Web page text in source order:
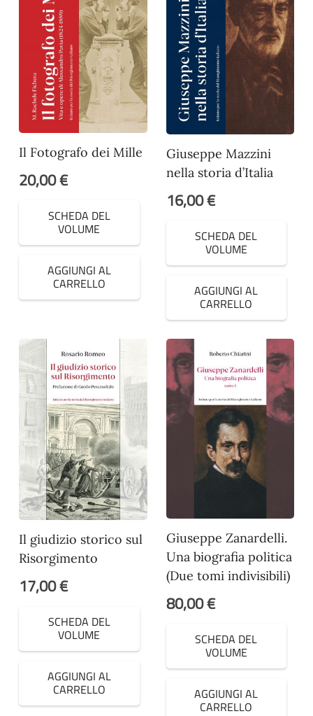
Il Fotografo dei Mille
20,00€
SCHEDA DEL
VOLUME
AGGIUNGI AL
CARRELLO
Giuseppe Mazzini
nella storia d’Italia
16,00€
SCHEDA DEL
VOLUME
AGGIUNGI AL
CARRELLO
Il giudizio storico sul
Risorgimento
17,00€
SCHEDA DEL
VOLUME
AGGIUNGI AL
CARRELLO
Giuseppe Zanardelli.
Una biografia politica
(Due tomi indivisibili)
80,00€
SCHEDA DEL
VOLUME
AGGIUNGI AL
CARRELLO